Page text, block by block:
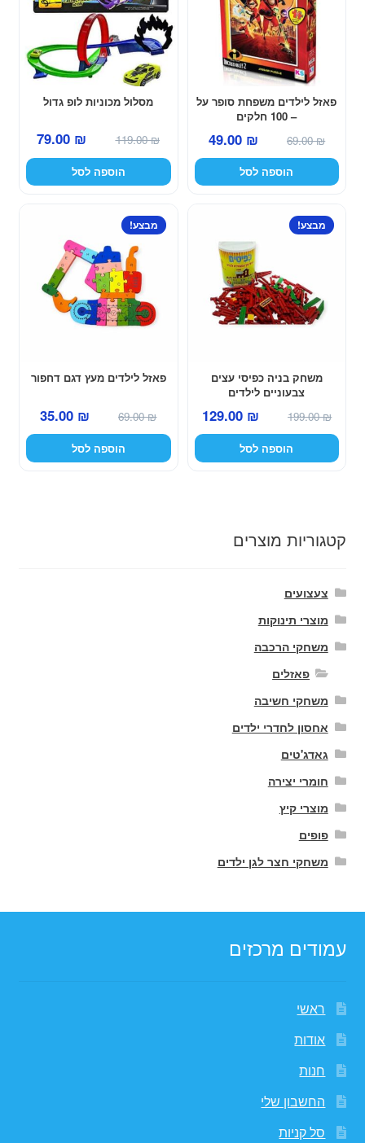
פאזל לילדים משפחת סופר על
– 100 חלקים
69.00₪
המחיר
המקורי
היה:
49.00 ₪
המחיר
הנוכחי
הוא:
הוספה לסל
מסלול מכוניות לופ גדול
119.00₪
המחיר
המקורי
היה:
79.00 ₪
המחיר
הנוכחי
הוא:
הוספה לסל
משחק בניה כפיסי עצים
צבעוניים לילדים
מבצע!
199.00₪
המחיר
המקורי
היה:
129.00 ₪
הנוכחי
הוא:
הוספה לסל
פאזל לילדים מעץ דגם דחפור
מבצע!
69.00₪
המחיר
המקורי
היה:
35.00 ₪
המחיר
הנוכחי
הוא:
הוספה לסל
קטגוריות מוצרים
צעצועים
מוצרי תינוקות
משחקי הרכבה
פאזלים
משחקי חשיבה
אחסון לחדרי ילדים
גאדג'טים
חומרי יצירה
מוצרי קיץ
פופים
משחקי חצר לגן ילדים
עמודים מרכזים
ראשי
אודות
חנות
החשבון שלי
סל קניות